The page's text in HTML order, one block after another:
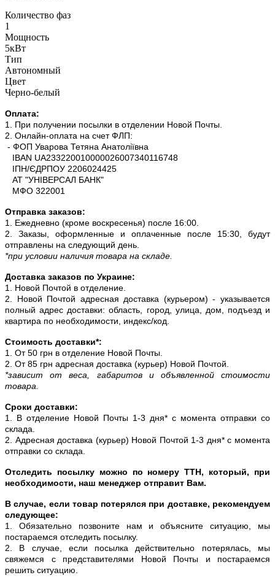
Количество фаз
1
Мощность
5кВт
Тип
Автономный
Цвет
Черно-белый
Оплата:
1. При получении посылки в отделении Новой Почты.
2. Онлайн-оплата на счет ФЛП:
- ФОП Уварова Тетяна Анатоліївна
IBAN UA233220010000026007340116748
ІПН/ЄДРПОУ 2206024425
АТ "УНІВЕРСАЛ БАНК"
МФО 322001
Отправка заказов:
1. Ежедневно (кроме воскресенья) после 16:00.
2. Заказы, оформленные и оплаченные после 15:30, будут
отправлены на следующий день.
*при условии наличия товара на складе.
Доставка заказов по Украине:
1. Новой Почтой в отделение.
2. Новой Почтой адресная доставка (курьером) - указывается
полный адрес доставки: область, город, улица, дом, подъезд и
квартира по необходимости, индекс/код.
Стоимость доставки*:
1. От 50 грн в отделение Новой Почты.
2. От 85 грн адресная доставка (курьер) Новой Почтой.
*зависит от веса, габаритов и объявленной стоимости
товара.
Сроки доставки:
1. В отделение Новой Почты 1-3 дня* с момента отправки со
склада.
2. Адресная доставка (курьер) Новой Почтой 1-3 дня* с момента
отправки со склада.
Отследить посылку можно по номеру ТТН, который, при
необходимости, наш менеджер отправит Вам.
В случае, если товар потерялся при доставке, рекомендуем
следующее:
1. Обязательно позвоните нам и объясните ситуацию, мы
постараемся отследить посылку.
2. В случае, если посылка действительно потерялась, мы
свяжемся с представителями Новой Почты и постараемся
решить ситуацию.